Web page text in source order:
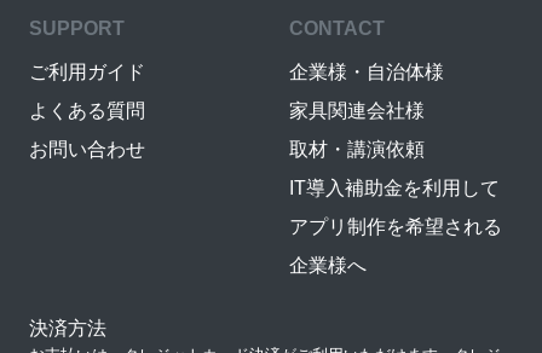
SUPPORT
ご利用ガイド
よくある質問
お問い合わせ
CONTACT
企業様・自治体様
家具関連会社様
取材・講演依頼
IT導入補助金を利用して
アプリ制作を希望される
企業様へ
決済方法